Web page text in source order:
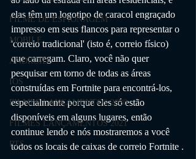
FILME DE ESPIONAGEM
MOBILE
ANDROID
IOS
FILMES LANÇAMENTOS 2020
FILMES LANÇAMENTOS 2021
RTS
elas têm um logotipo de caracol engraçado
impresso em seus flancos para representar o
'correio tradicional' (isto é, correio físico)
que carregam. Claro, você não quer
pesquisar em torno de todas as áreas
construídas em Fortnite para encontrá-los,
especialmente porque eles só estão
disponíveis em alguns lugares, então
continue lendo e nós mostraremos a você
todos os locais de caixas de correio Fortnite .